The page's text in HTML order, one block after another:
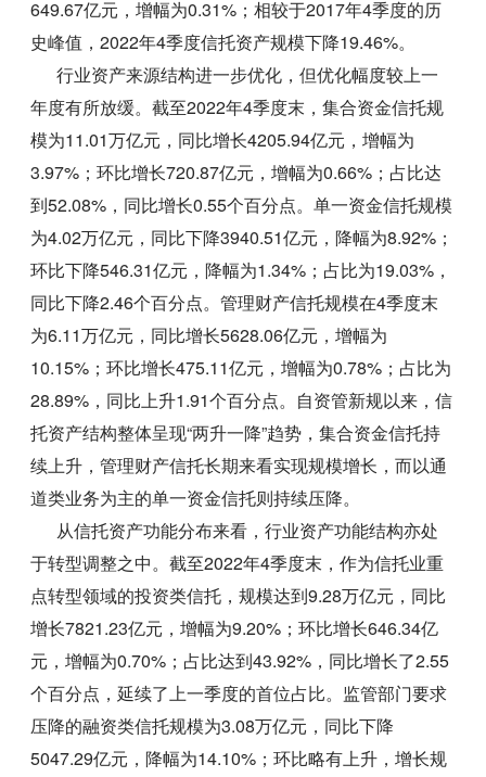
649.67亿元，增幅为0.31%；相较于2017年4季度的历
史峰值，2022年4季度信托资产规模下降19.46%。
行业资产来源结构进一步优化，但优化幅度较上一
年度有所放缓。截至2022年4季度末，集合资金信托规
模为11.01万亿元，同比增长4205.94亿元，增幅为
3.97%；环比增长720.87亿元，增幅为0.66%；占比达
到52.08%，同比增长0.55个百分点。单一资金信托规模
为4.02万亿元，同比下降3940.51亿元，降幅为8.92%；
环比下降546.31亿元，降幅为1.34%；占比为19.03%，
同比下降2.46个百分点。管理财产信托规模在4季度末
为6.11万亿元，同比增长5628.06亿元，增幅为
10.15%；环比增长475.11亿元，增幅为0.78%；占比为
28.89%，同比上升1.91个百分点。自资管新规以来，信
托资产结构整体呈现“两升一降”趋势，集合资金信托持
续上升，管理财产信托长期来看实现规模增长，而以通
道类业务为主的单一资金信托则持续压降。
从信托资产功能分布来看，行业资产功能结构亦处
于转型调整之中。截至2022年4季度末，作为信托业重
点转型领域的投资类信托，规模达到9.28万亿元，同比
增长7821.23亿元，增幅为9.20%；环比增长646.34亿
元，增幅为0.70%；占比达到43.92%，同比增长了2.55
个百分点，延续了上一季度的首位占比。监管部门要求
压降的融资类信托规模为3.08万亿元，同比下降
5047.29亿元，降幅为14.10%；环比略有上升，增长规